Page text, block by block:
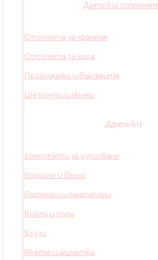
Детски
Столчета за хранене
Столчета за кола
Проходилки и бънджита
Шезлонзи и люлки
Дрешки
Комплекти за изписване
Бодита и бельо
Ританки и панталони
Рокли и поли
Блузи
Якета и жилетки